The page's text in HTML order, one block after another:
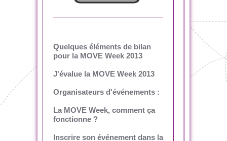
Quelques éléments de bilan
pour la MOVE Week 2013
J'évalue la MOVE Week 2013
Organisateurs d'événements :
La MOVE Week, comment ça
fonctionne ?
Inscrire son événement dans la